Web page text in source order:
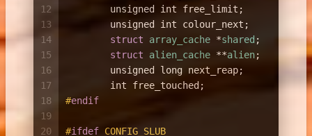
12
13
14
15
16
17
18
19
20
unsigned
int free_limit;
unsigned
int
struct
array_cache *shared ;
/*
struct
alien_cache **alien;
/*
unsigned
long
int
/*
#endif
#ifdef CONFIG_SLUB